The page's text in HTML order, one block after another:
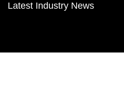
Latest Industry News